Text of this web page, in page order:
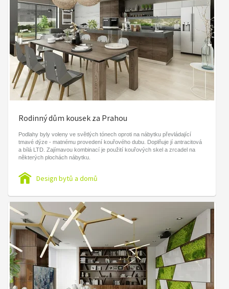
Rodinný dům kousek za Prahou
Podlahy byly voleny ve světlých tónech oproti na nábytku převládající
tmavé dýze - matnému provedení kouřového dubu. Doplňuje jí antracitová
a bílá LTD. Zajímavou kombinací je použití kouřových skel a zrcadel na
některých plochách nábytku.
Design bytů a domů